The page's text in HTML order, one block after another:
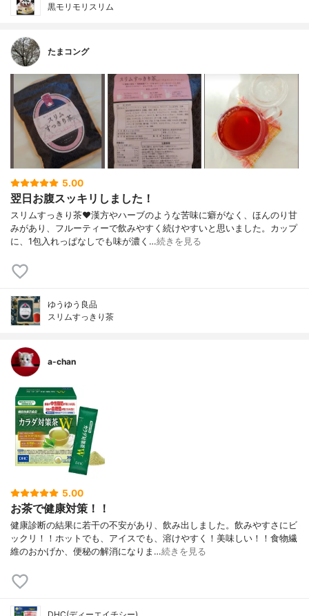
黒モリモリスリム
たまコング
5.00
翌日お腹スッキリしました！
スリムすっきり茶♥漢方やハーブのような苦味に癖がなく、ほんのり甘
みがあり、フルーティーで飲みやすく続けやすいと思いました。カップ
に、1包入れっぱなしでも味が濃く…続きを見る
ゆうゆう良品
スリムすっきり茶
a-chan
5.00
お茶で健康対策！！
健康診断の結果に若干の不安があり、飲み出しました。飲みやすさにビ
ックリ！！ホットでも、アイスでも、溶けやすく！美味しい！！食物繊
維のおかげか、便秘の解消になりま…続きを見る